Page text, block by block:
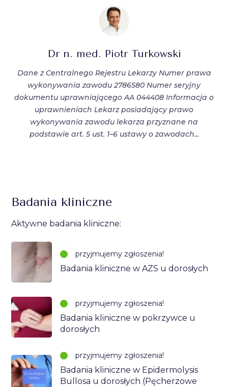
Dr n. med. Piotr Turkowski
Dane z Centralnego Rejestru Lekarzy Numer prawa
wykonywania zawodu 2786580 Numer seryjny
dokumentu uprawniającego AA 044408 Informacja o
uprawnieniach Lekarz posiadający prawo
wykonywania zawodu lekarza przyznane na
podstawie art. 5 ust. 1–6 ustawy o zawodach...
Badania kliniczne
Aktywne badania kliniczne:
przyjmujemy zgłoszenia!
Badania kliniczne w AZS u dorosłych
przyjmujemy zgłoszenia!
Badania kliniczne w pokrzywce u
dorosłych
przyjmujemy zgłoszenia!
Badania kliniczne w Epidermolysis
Bullosa u dorosłych (Pęcherzowe